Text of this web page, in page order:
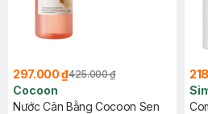
297.000 ₫425.000 ₫
Cocoon
Nước Cân Bằng Cocoon Sen